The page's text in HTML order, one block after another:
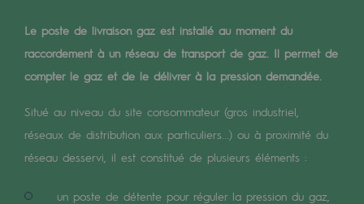
Une organisation adaptative et ouverte
Une organisation adaptative et
Transversalité et Collaboratif
Notre culture et nos valeurs
Une organisation certifiée
Le poste de livraison gaz est installé au moment du
raccordement à un réseau de transport de gaz. Il permet de
compter le gaz et de le délivrer à la pression demandée.
Situé au niveau du site consommateur (gros industriel,
réseaux de distribution aux particuliers...) ou à proximité du
réseau desservi, il est constitué de plusieurs éléments :
un poste de détente pour réguler la pression du gaz,